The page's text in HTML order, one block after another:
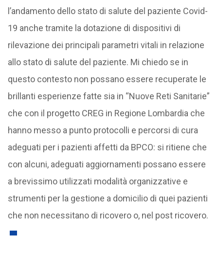
l’andamento dello stato di salute del paziente Covid-
19 anche tramite la dotazione di dispositivi di
rilevazione dei principali parametri vitali in relazione
allo stato di salute del paziente. Mi chiedo se in
questo contesto non possano essere recuperate le
brillanti esperienze fatte sia in “Nuove Reti Sanitarie”
che con il progetto CREG in Regione Lombardia che
hanno messo a punto protocolli e percorsi di cura
adeguati per i pazienti affetti da BPCO: si ritiene che
con alcuni, adeguati aggiornamenti possano essere
a brevissimo utilizzati modalità organizzative e
strumenti per la gestione a domicilio di quei pazienti
che non necessitano di ricovero o, nel post ricovero.